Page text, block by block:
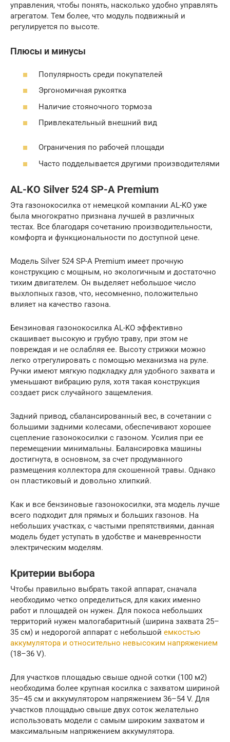
управления, чтобы понять, насколько удобно управлять
агрегатом. Тем более, что модуль подвижный и
регулируется по высоте.
Плюсы и минусы
Популярность среди покупателей
Эргономичная рукоятка
Наличие стояночного тормоза
Привлекательный внешний вид
Ограничения по рабочей площади
Часто подделывается другими производителями
AL-KO Silver 524 SP-A Premium
Эта газонокосилка от немецкой компании AL-KO уже
была многократно признана лучшей в различных
тестах. Все благодаря сочетанию производительности,
комфорта и функциональности по доступной цене.
Модель Silver 524 SP-A Premium имеет прочную
конструкцию с мощным, но экологичным и достаточно
тихим двигателем. Он выделяет небольшое число
выхлопных газов, что, несомненно, положительно
влияет на качество газона.
Бензиновая газонокосилка AL-KO эффективно
скашивает высокую и грубую траву, при этом не
повреждая и не ослабляя ее. Высоту стрижки можно
легко отрегулировать с помощью механизма на руле.
Ручки имеют мягкую подкладку для удобного захвата и
уменьшают вибрацию руля, хотя такая конструкция
создает риск случайного защемления.
Задний привод, сбалансированный вес, в сочетании с
большими задними колесами, обеспечивают хорошее
сцепление газонокосилки с газоном. Усилия при ее
перемещении минимальны. Балансировка машины
достигнута, в основном, за счет продуманного
размещения коллектора для скошенной травы. Однако
он пластиковый и довольно хлипкий.
Как и все бензиновые газонокосилки, эта модель лучше
всего подходит для прямых и больших газонов. На
небольших участках, с частыми препятствиями, данная
модель будет уступать в удобстве и маневренности
электрическим моделям.
Критерии выбора
Чтобы правильно выбрать такой аппарат, сначала
необходимо четко определиться, для каких именно
работ и площадей он нужен. Для покоса небольших
территорий нужен малогабаритный (ширина захвата 25–
35 см) и недорогой аппарат с небольшой емкостью
аккумулятора и относительно невысоким напряжением
(18–36 V).
Для участков площадью свыше одной сотки (100 м2)
необходима более крупная косилка с захватом шириной
35–45 см и аккумулятором напряжением 36–54 V. Для
участков площадью свыше двух соток желательно
использовать модели с самым широким захватом и
максимальным напряжением аккумулятора.